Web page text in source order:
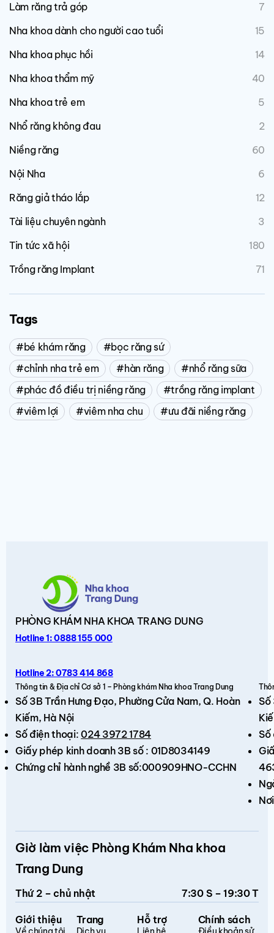
Làm răng trả góp
7
Nha khoa dành cho người cao tuổi
15
Nha khoa phục hồi
14
Nha khoa thẩm mỹ
40
Nha khoa trẻ em
5
Nhổ răng không đau
2
Niềng răng
60
Nội Nha
6
Răng giả tháo lắp
12
Tài liệu chuyên ngành
3
Tin tức xã hội
180
Trồng răng Implant
71
Tags
bé khám răng
bọc răng sứ
chỉnh nha trẻ em
hàn răng
nhổ răng sữa
phác đồ điều trị niềng răng
trồng răng implant
viêm lợi
viêm nha chu ưu đãi niềng răng
PHÒNG KHÁM NHA KHOA TRANG DUNG
Hotline 1: 0888 155 000
Hotline 2: 0783 414 868
Thông tin & Địa chỉ Cơ sở 1 – Phòng khám Nha khoa Trang Dung
Số 3B Trần Hưng Đạo, Phường Cửa Nam, Q. Hoàn
Kiếm, Hà Nội
Số điện thoại:024 3972 1784
Giấy phép kinh doanh 3B số : 01D8034149
Chứng chỉ hành nghề 3B số:000909HNO-CCHN
Số
Số
Giờ làm việc Phòng Khám Nha khoa
Trang Dung
Thứ 2 – chủ nhật 7:30 S – 19:30 T
Giới thiệu Trang Hỗ trợ Chính sách